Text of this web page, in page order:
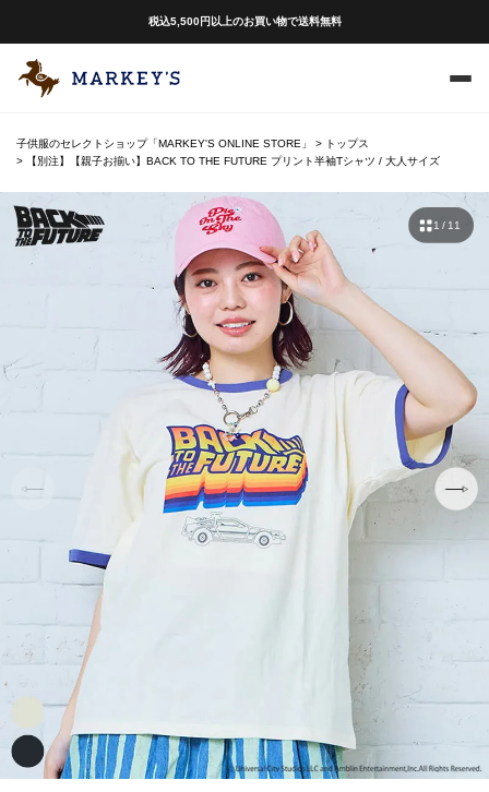
税込5,500円以上のお買い物で送料無料
子供服のセレクトショップ「MARKEY'S ONLINE STORE」
トップス
【別注】【親子お揃い】BACK TO THE FUTURE プリント半袖Tシャツ / 大人サイズ
1 / 11